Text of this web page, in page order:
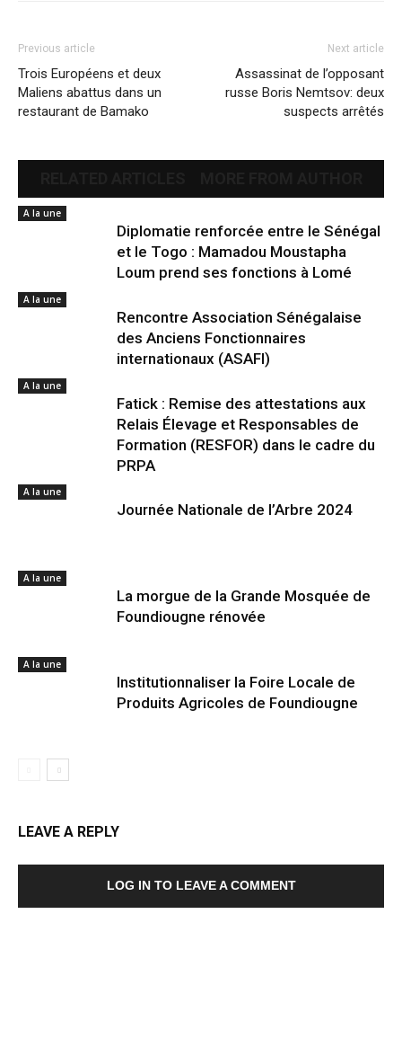
Previous article
Trois Européens et deux
Maliens abattus dans un
restaurant de Bamako
Next article
Assassinat de l’opposant
russe Boris Nemtsov: deux
suspects arrêtés
A la une
Diplomatie renforcée entre le Sénégal
et le Togo : Mamadou Moustapha
Loum prend ses fonctions à Lomé
A la une
Rencontre Association Sénégalaise
des Anciens Fonctionnaires
internationaux (ASAFI)
A la une
Fatick : Remise des attestations aux
Relais Élevage et Responsables de
Formation (RESFOR) dans le cadre du
PRPA
A la une
Journée Nationale de l’Arbre 2024
A la une
La morgue de la Grande Mosquée de
Foundiougne rénovée
A la une
Institutionnaliser la Foire Locale de
Produits Agricoles de Foundiougne
LEAVE A REPLY
LOG IN TO LEAVE A COMMENT